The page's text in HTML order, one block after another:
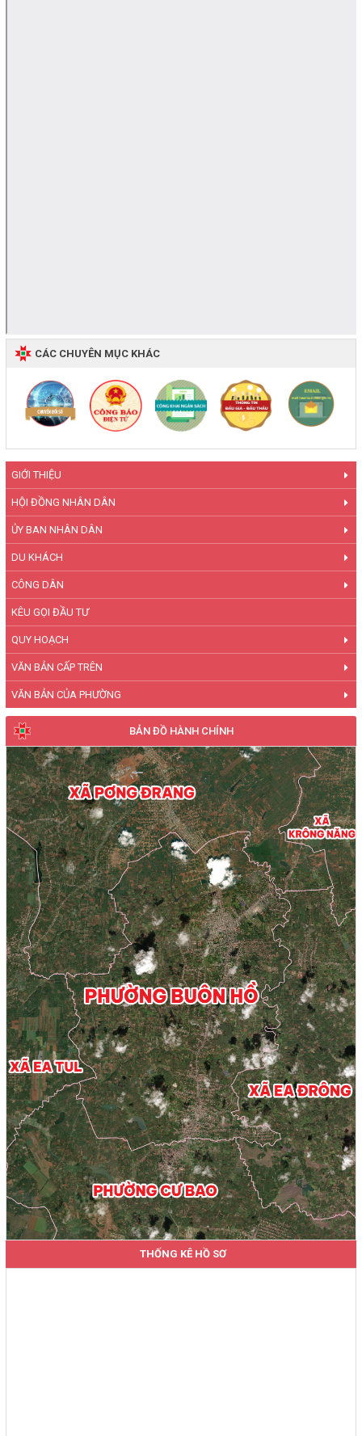
GIỚI THIỆU
HỘI ĐỒNG NHÂN DÂN
ỦY BAN NHÂN DÂN
DU KHÁCH
CÔNG DÂN
KÊU GỌI ĐẦU TƯ
QUY HOẠCH
VĂN BẢN CẤP TRÊN
VĂN BẢN CỦA PHƯỜNG
BẢN ĐỒ HÀNH CHÍNH
THỐNG KÊ HỒ SƠ
CÁC CHUYÊN MỤC KHÁC